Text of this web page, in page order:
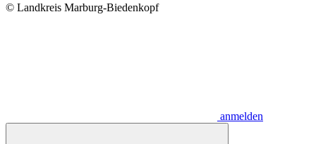
© Landkreis Marburg-Biedenkopf
anmelden